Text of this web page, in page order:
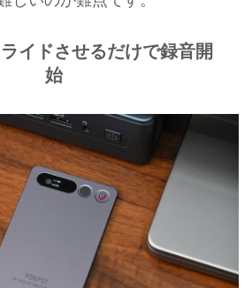
イドさせるだけで録音開
始